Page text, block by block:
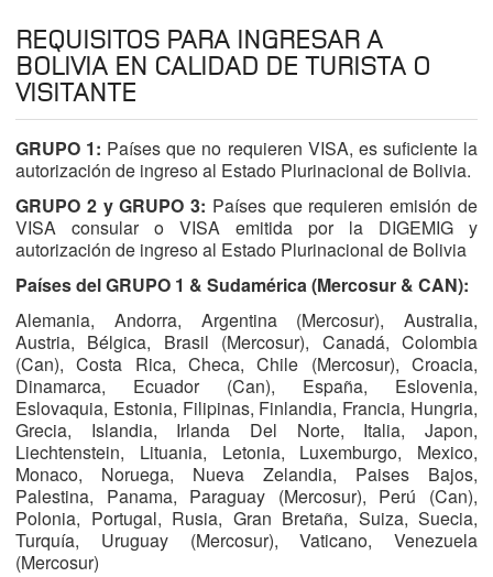
REQUISITOS PARA INGRESAR A
BOLIVIA EN CALIDAD DE TURISTA O
VISITANTE
GRUPO 1: Países que no requieren VISA, es suficiente la
autorización de ingreso al Estado Plurinacional de Bolivia.
GRUPO 2 y GRUPO 3: Países que requieren emisión de
VISA consular o VISA emitida por la DIGEMIG y
autorización de ingreso al Estado Plurinacional de Bolivia
Países del GRUPO 1 & Sudamérica (Mercosur & CAN):
Alemania, Andorra, Argentina (Mercosur), Australia,
Austria, Bélgica, Brasil (Mercosur), Canadá, Colombia
(Can), Costa Rica, Checa, Chile (Mercosur), Croacia,
Dinamarca, Ecuador (Can), España, Eslovenia,
Eslovaquia, Estonia, Filipinas, Finlandia, Francia, Hungria,
Grecia, Islandia, Irlanda Del Norte, Italia, Japon,
Liechtenstein, Lituania, Letonia, Luxemburgo, Mexico,
Monaco, Noruega, Nueva Zelandia, Paises Bajos,
Palestina, Panama, Paraguay (Mercosur), Perú (Can),
Polonia, Portugal, Rusia, Gran Bretaña, Suiza, Suecia,
Turquía, Uruguay (Mercosur), Vaticano, Venezuela
(Mercosur)